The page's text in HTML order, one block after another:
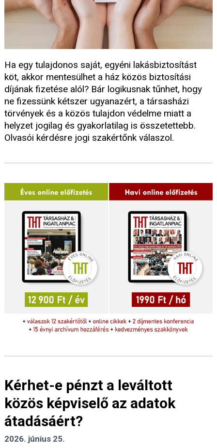
Ha egy tulajdonos saját, egyéni lakásbiztosítást
köt, akkor mentesülhet a ház közös biztosítási
díjának fizetése alól? Bár logikusnak tűnhet, hogy
ne fizessünk kétszer ugyanazért, a társasházi
törvények és a közös tulajdon védelme miatt a
helyzet jogilag és gyakorlatilag is összetettebb.
Olvasói kérdésre jogi szakértőnk válaszol.
Kérhet-e pénzt a leváltott
közös képviselő az adatok
átadásáért?
2026. június 25.